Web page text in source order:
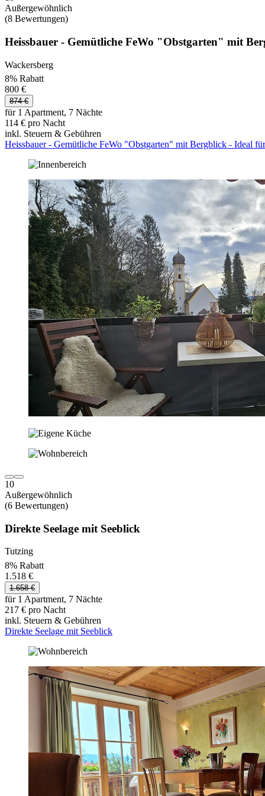
Außergewöhnlich
(8 Bewertungen)
Heissbauer - Gemütliche FeWo "Obstgarten" mit
Wackersberg
8% Rabatt
800 €
874 €
für 1 Apartment, 7 Nächte
114 € pro Nacht
inkl. Steuern & Gebühren
Heissbauer - Gemütliche FeWo "Obstgarten" mit Bergblick - Ideal
10
Außergewöhnlich
(6 Bewertungen)
Direkte Seelage mit Seeblick
Tutzing
8% Rabatt
1.518 €
1.658 €
für 1 Apartment, 7 Nächte
217 € pro Nacht
inkl. Steuern & Gebühren
Direkte Seelage mit Seeblick